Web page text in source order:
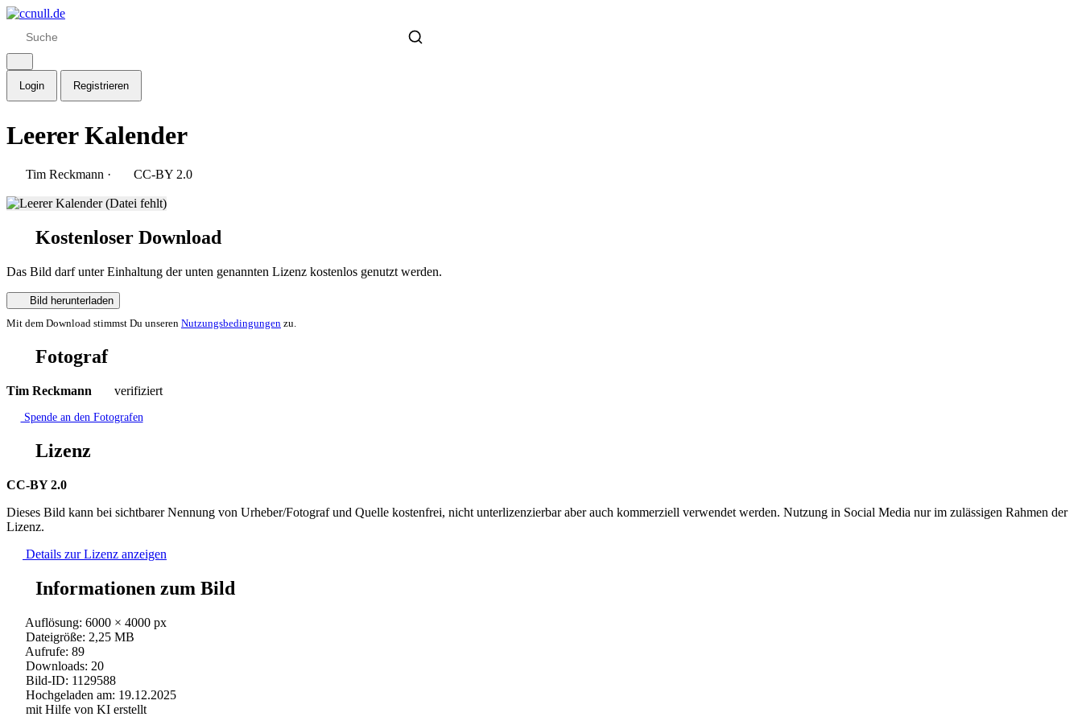
Login Registrieren
Leerer Kalender
Tim Reckmann · CC-BY 2.0
Kostenloser Download
Das Bild darf unter Einhaltung der unten genannten Lizenz kostenlos genutzt werden.
Bild herunterladen
Mit dem Download stimmst Du unseren Nutzungsbedingungen zu.
Fotograf
Tim Reckmann verifiziert
Spende an den Fotografen
Lizenz
CC-BY 2.0
Dieses Bild kann bei sichtbarer Nennung von Urheber/Fotograf und Quelle kostenfrei, nicht unterlizenzierbar aber auch kommerziell verwendet werden. Nutzung in Social Media nur im zulässigen Rahmen der
Lizenz.
Details zur Lizenz anzeigen
Informationen zum Bild
Auflösung: 6000 × 4000 px
Dateigröße: 2,25 MB
Aufrufe: 89
Downloads: 20
Bild-ID: 1129588
Hochgeladen am: 19.12.2025
mit Hilfe von KI erstellt